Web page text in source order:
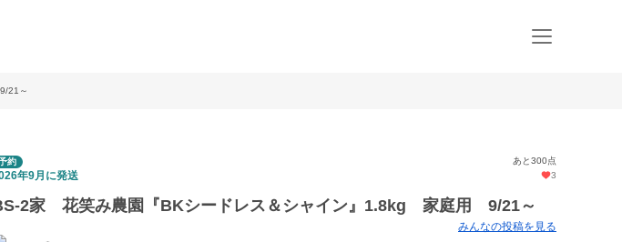
21～
約 あと300点
年9月に発送 3
2家 花笑み農園『BKシードレス＆シャイン』1.8kg 家庭用 9/21～
みんなの投稿を見る